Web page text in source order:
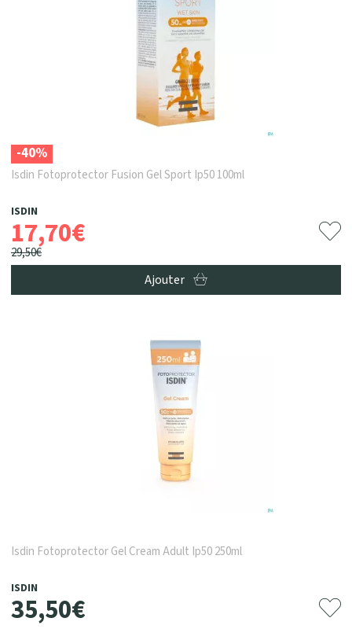
-40%
Isdin Fotoprotector Fusion Gel Sport Ip50 100ml
ISDIN
17,70€
29,50€
Ajouter
Isdin Fotoprotector Gel Cream Adult Ip50 250ml
ISDIN
35,50€